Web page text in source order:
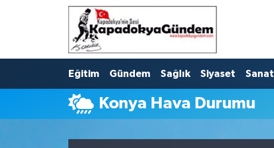
Eğitim Gündem Sağlık Siyaset Sanat
Konya Hava Durumu
Hava Durumu
Trafik Durumu
Süper Lig Puan Durumu ve Fikstür